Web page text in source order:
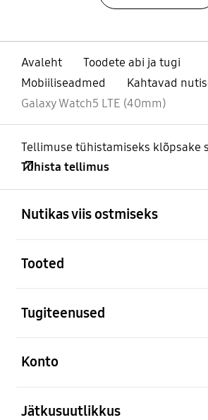
Avaleht
Toodete abi ja tugi
Mobiiliseadmed
Kahtavad
Galaxy Watch5 LTE (40mm)
Tellimuse tühistamiseks klõpsake
Tühista tellimus
Nutikas viis ostmiseks
Tooted
Tugiteenused
Konto
Jätkusuutlikkus